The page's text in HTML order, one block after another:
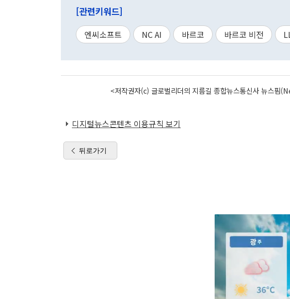
[관련키워드]
엔씨소프트 NC AI 바르코 바르코 비전
<저작권자(c) 글로벌리더의 지름길 종합뉴스통신사 뉴스핌
디지털뉴스콘텐츠 이용규칙 보기
뒤로가기